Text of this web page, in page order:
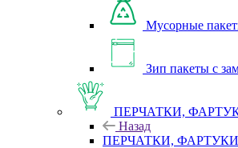
Мусорные
Зип пакеты с
ПЕРЧАТКИ,
Назад
ПЕРЧАТКИ, ФАРТУКИ